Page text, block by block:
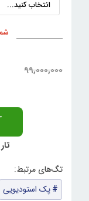
99,000,000
پک استودیویی